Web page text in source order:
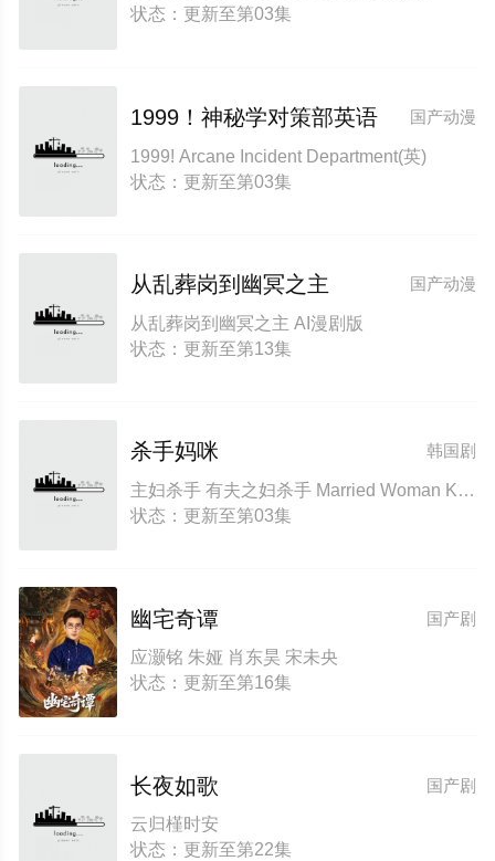
状态：更新至第03集
国产动漫
1999！神秘学对策部英语
1999! Arcane Incident Department(英)
状态：更新至第03集
国产动漫
从乱葬岗到幽冥之主
从乱葬岗到幽冥之主 AI漫剧版
状态：更新至第13集
韩国剧
杀手妈咪
主妇杀手 有夫之妇杀手 Married Woman Killer A Bona Fide Killer
状态：更新至第03集
国产剧
幽宅奇谭
应灏铭 朱娅 肖东昊 宋未央
状态：更新至第16集
国产剧
长夜如歌
云归槿时安
状态：更新至第22集